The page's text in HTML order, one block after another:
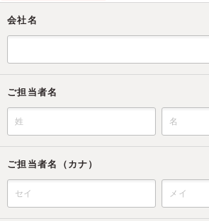
会社名
ご担当者名
ご担当者名（カナ）